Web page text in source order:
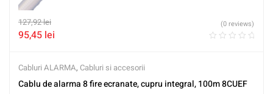
127,92lei
95,45 lei
(0 reviews)
Cabluri ALARMA, Cabluri si accesorii
Cablu de alarma 8 fire ecranate, cupru integral, 100m 8CUEF